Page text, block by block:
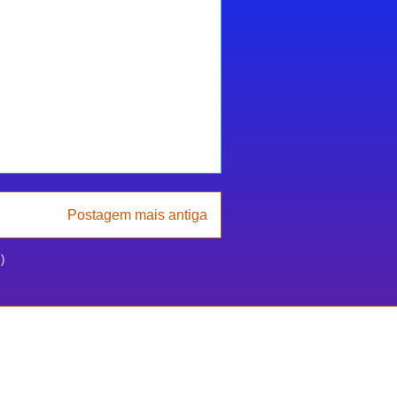
Postagem mais antiga